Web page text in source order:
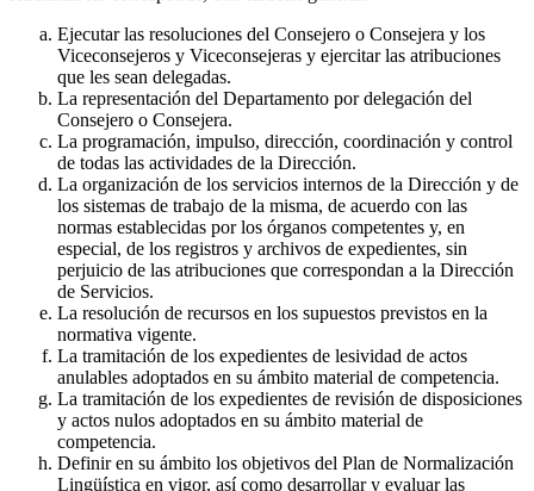
Ejecutar las resoluciones del Consejero o Consejera y los
Viceconsejeros y Viceconsejeras y ejercitar las atribuciones
que les sean delegadas.
La representación del Departamento por delegación del
Consejero o Consejera.
La programación, impulso, dirección, coordinación y control
de todas las actividades de la Dirección.
La organización de los servicios internos de la Dirección y de
los sistemas de trabajo de la misma, de acuerdo con las
normas establecidas por los órganos competentes y, en
especial, de los registros y archivos de expedientes, sin
perjuicio de las atribuciones que correspondan a la Dirección
de Servicios.
La resolución de recursos en los supuestos previstos en la
normativa vigente.
La tramitación de los expedientes de lesividad de actos
anulables adoptados en su ámbito material de competencia.
La tramitación de los expedientes de revisión de disposiciones
y actos nulos adoptados en su ámbito material de
competencia.
Definir en su ámbito los objetivos del Plan de Normalización
Lingüística en vigor, así como desarrollar y evaluar las